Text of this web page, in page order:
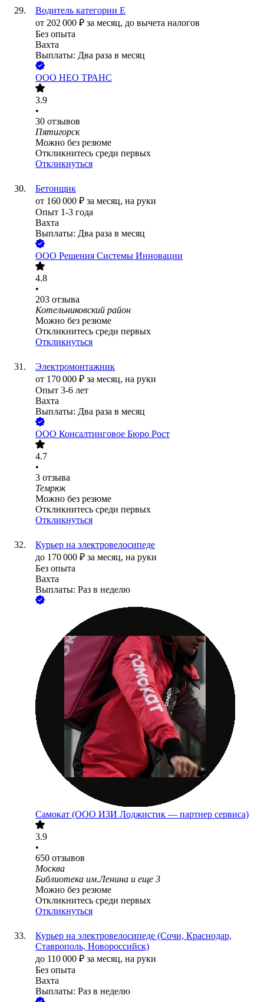
Водитель категории Е
от 202 000 ₽ за месяц, до вычета налогов
Без опыта
Вахта
Выплаты: Два раза в месяц
ООО НЕО ТРАНС
3.9
•
30 отзывов
Пятигорск
Можно без резюме
Откликнитесь среди первых
Откликнуться
Бетонщик
от 160 000 ₽ за месяц, на руки
Опыт 1-3 года
Вахта
Выплаты: Два раза в месяц
ООО Решения Системы Инновации
4.8
•
203 отзыва
Котельниковский район
Можно без резюме
Откликнитесь среди первых
Откликнуться
Электромонтажник
от 170 000 ₽ за месяц, на руки
Опыт 3-6 лет
Вахта
Выплаты: Два раза в месяц
ООО Консалтинговое Бюро Рост
4.7
•
3 отзыва
Темрюк
Можно без резюме
Откликнитесь среди первых
Откликнуться
Курьер на электровелосипеде
до 170 000 ₽ за месяц, на руки
Без опыта
Вахта
Выплаты: Раз в неделю
Самокат (ООО ИЗИ Лоджистик — партнер сервиса)
3.9
•
650 отзывов
Москва
Библиотека им.Ленина и еще 3
Можно без резюме
Откликнитесь среди первых
Откликнуться
Курьер на электровелосипеде (Сочи, Краснодар,
Ставрополь, Новороссийск)
до 110 000 ₽ за месяц, на руки
Без опыта
Вахта
Выплаты: Раз в неделю